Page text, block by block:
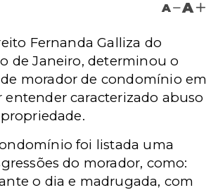
A A
Fernanda Galliza do
de Janeiro, determinou o
morador de condomínio em
entender caracterizado abuso
foi listada uma
do morador, como:
o dia e madrugada, com